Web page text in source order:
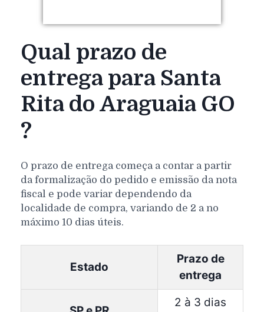
Qual prazo de
entrega para Santa
Rita do Araguaia GO
?
O prazo de entrega começa a contar a partir
da formalização do pedido e emissão da nota
fiscal e pode variar dependendo da
localidade de compra, variando de 2 a no
máximo 10 dias úteis.
Estado
Prazo de
entrega
2 à 3 dias